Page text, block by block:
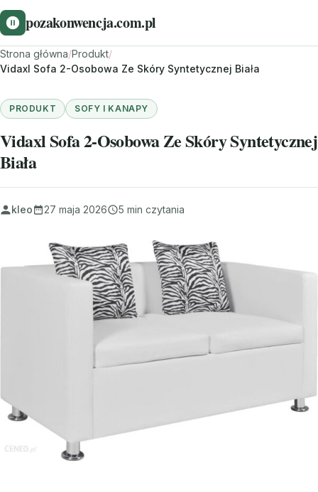
pozakonwencja.com.pl
Strona główna/Produkt/
Vidaxl Sofa 2-Osobowa Ze Skóry Syntetycznej Biała
PRODUKT SOFY I KANAPY
Vidaxl Sofa 2-Osobowa Ze Skóry Syntetycznej
Biała
kleo 27 maja 2026 5 min czytania